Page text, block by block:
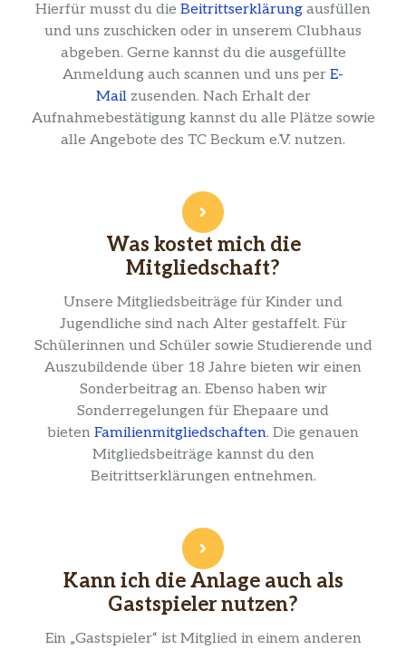
Hierfür musst du die Beitrittserklärung ausfüllen
und uns zuschicken oder in unserem Clubhaus
abgeben. Gerne kannst du die ausgefüllte
Anmeldung auch scannen und uns per E-
Mailzusenden. Nach Erhalt der
Aufnahmebestätigung kannst du alle Plätze sowie
alle Angebote des TC Beckum e.V. nutzen.
Was kostet mich die
Mitgliedschaft?
Unsere Mitgliedsbeiträge für Kinder und
Jugendliche sind nach Alter gestaffelt. Für
Schülerinnen und Schüler sowie Studierende und
Auszubildende über 18 Jahre bieten wir einen
Sonderbeitrag an. Ebenso haben wir
Sonderregelungen für Ehepaare und
bieten Familienmitgliedschaften. Die genauen
Mitgliedsbeiträge kannst du den
Beitrittserklärungen entnehmen.
Kann ich die Anlage auch als
Gastspieler nutzen?
Ein „Gastspieler“ ist Mitglied in einem anderen